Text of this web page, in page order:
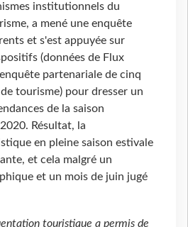
institutionnels du
a mené une enquête
et s'est appuyée sur
(données de Flux
partenariale de cinq
tourisme) pour dresser un
de la saison
Résultat, la
en pleine saison estivale
et cela malgré un
et un mois de juin jugé
touristique a permis de